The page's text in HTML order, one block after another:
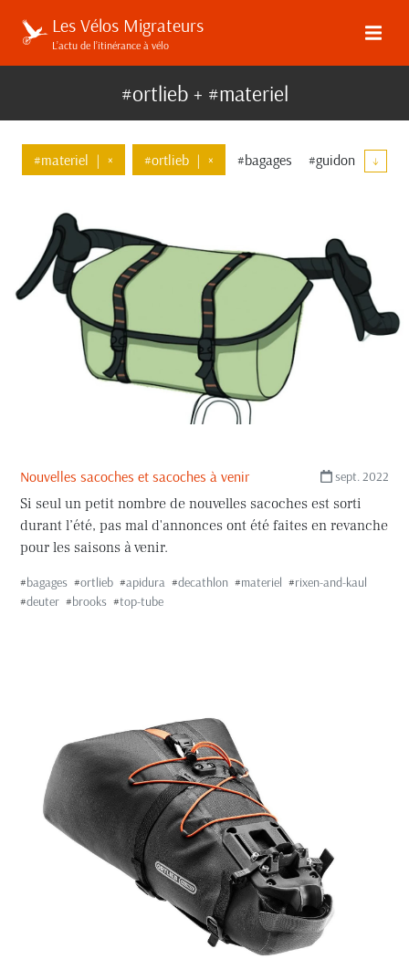
Les Vélos Migrateurs
L’actu de l’itinérance à vélo
#ortlieb + #materiel
#materiel | × #ortlieb | × #bagages #guidon
#apidura #decathlon #revelate-designs
#brother-cycles #specialized #carradice #woho
#rockgeist #rixen-and-kaul #deuter
↓
sept. 2022
Nouvelles sacoches et sacoches à venir
Si seul un petit nombre de nouvelles sacoches est sorti
durant l’été, pas mal d'annonces ont été faites en revanche
pour les saisons à venir.
#bagages #ortlieb #apidura #decathlon #materiel #rixen-and-kaul
#deuter #brooks #top-tube